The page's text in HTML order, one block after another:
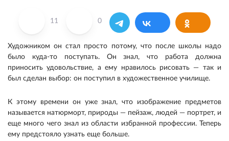
11 0
Художником он стал просто потому, что после школы надо
было куда-то поступать. Он знал, что работа должна
приносить удовольствие, а ему нравилось рисовать — так и
был сделан выбор: он поступил в художественное училище.
К этому времени он уже знал, что изображение предметов
называется натюрморт, природы — пейзаж, людей — портрет, и
еще много чего знал из области избранной профессии. Теперь
ему предстояло узнать еще больше.